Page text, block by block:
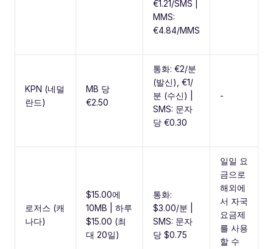
€1.21/SMS |
MMS:
€4.84/MMS
KPN (네덜
란드)
MB 당
€2.50
통화: €2/분
(발신), €1/
분 (수신) |
SMS: 문자
당 €0.30
-
로저스 (캐
나다)
$15.00에
10MB | 하루
$15.00 (최
대 20일)
통화:
$3.00/분 |
SMS: 문자
당 $0.75
일일 요
금으로
해외에
서 자국
요금제
를 사용
할 수